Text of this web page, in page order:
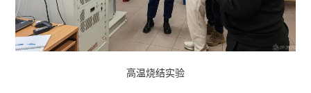
高温烧结实验